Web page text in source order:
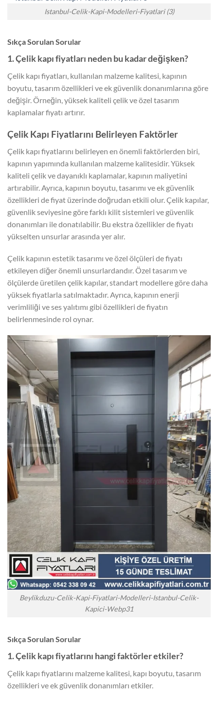
Istanbul-Celik-Kapi-Modelleri-Fiyatlari (3)
Sıkça Sorulan Sorular
1. Çelik kapı fiyatları neden bu kadar değişken?
Çelik kapı fiyatları, kullanılan malzeme kalitesi, kapının
boyutu, tasarım özellikleri ve ek güvenlik donanımlarına göre
değişir. Örneğin, yüksek kaliteli çelik ve özel tasarım
kaplamalar fiyatı artırır.
Çelik Kapı Fiyatlarını Belirleyen Faktörler
Çelik kapı fiyatlarını belirleyen en önemli faktörlerden biri,
kapının yapımında kullanılan malzeme kalitesidir. Yüksek
kaliteli çelik ve dayanıklı kaplamalar, kapının maliyetini
artırabilir. Ayrıca, kapının boyutu, tasarımı ve ek güvenlik
özellikleri de fiyat üzerinde doğrudan etkili olur. Çelik kapılar,
güvenlik seviyesine göre farklı kilit sistemleri ve güvenlik
donanımları ile donatılabilir. Bu ekstra özellikler de fiyatı
yükselten unsurlar arasında yer alır.
Çelik kapının estetik tasarımı ve özel ölçüleri de fiyatı
etkileyen diğer önemli unsurlardandır. Özel tasarım ve
ölçülerde üretilen çelik kapılar, standart modellere göre daha
yüksek fiyatlarla satılmaktadır. Ayrıca, kapının enerji
verimliliği ve ses yalıtımı gibi özellikleri de fiyatın
belirlenmesinde rol oynar.
Beylikduzu-Celik-Kapi-Fiyatlari-Modelleri-Istanbul-Celik-
Kapici-Webp31
Sıkça Sorulan Sorular
1. Çelik kapı fiyatlarını hangi faktörler etkiler?
Çelik kapı fiyatlarını malzeme kalitesi, kapı boyutu, tasarım
özellikleri ve ek güvenlik donanımları etkiler.